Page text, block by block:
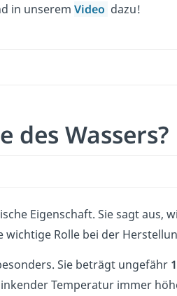
in unserem Video dazu!
des Wassers?
Eigenschaft. Sie sagt aus,
wichtige Rolle bei der
Sie beträgt ungefähr
Temperatur immer